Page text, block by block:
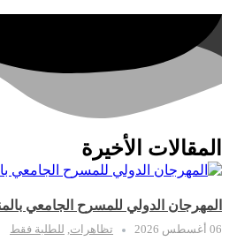
المقالات الأخيرة
المهرجان الدولي للمسرح الجامعي بالمنستير
06 أغسطس 2026 تظاهرات, للطلبة فقط